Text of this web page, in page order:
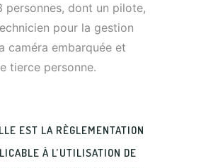
personnes, dont un pilote,
pour la gestion
caméra embarquée et
tierce personne.
EST LA RÈGLEMENTATION
À L’UTILISATION DE